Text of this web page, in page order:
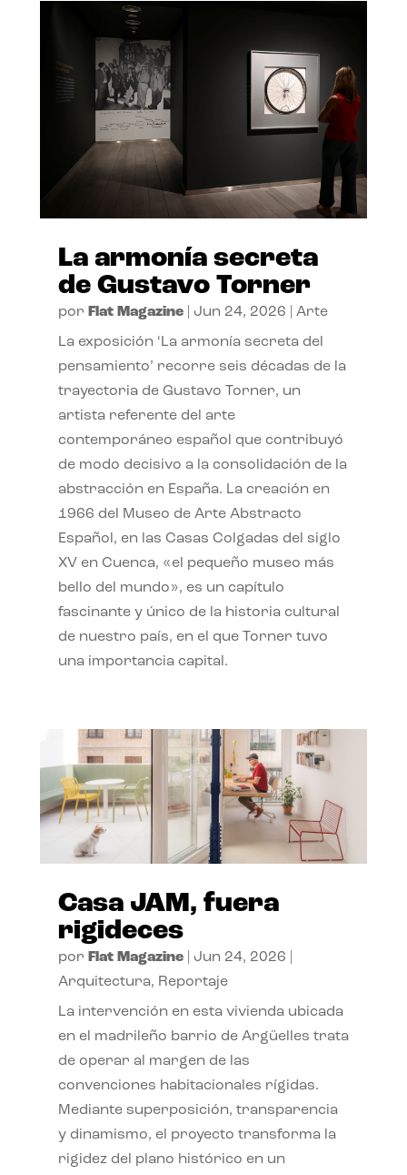
La armonía secreta
de Gustavo Torner
por Flat Magazine| Jun 24, 2026 Arte
La exposición ‘La armonía secreta del
pensamiento’ recorre seis décadas de la
trayectoria de Gustavo Torner, un
artista referente del arte
contemporáneo español que contribuyó
de modo decisivo a la consolidación de la
abstracción en España. La creación en
1966 del Museo de Arte Abstracto
Español, en las Casas Colgadas del siglo
XV en Cuenca, «el pequeño museo más
bello del mundo», es un capítulo
fascinante y único de la historia cultural
de nuestro país, en el que Torner tuvo
una importancia capital.
Casa JAM, fuera
rigideces
por Flat Magazine| Jun 24, 2026
Arquitectura, Reportaje
La intervención en esta vivienda ubicada
en el madrileño barrio de Argüelles trata
de operar al margen de las
convenciones habitacionales rígidas.
Mediante superposición, transparencia
y dinamismo, el proyecto transforma la
rigidez del plano histórico en un